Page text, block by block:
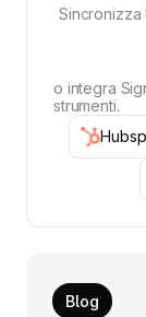
Sincronizza
o integra
strumenti.
Blog